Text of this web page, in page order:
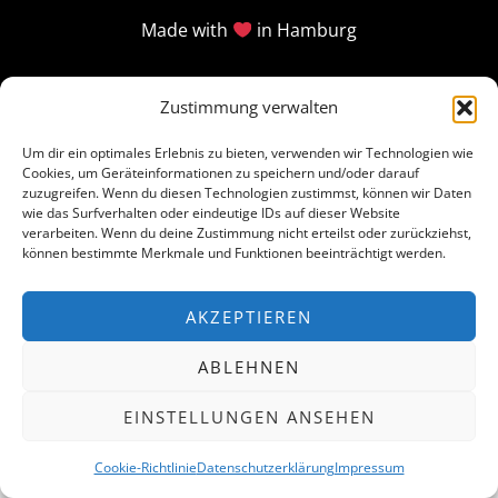
Zustimmung verwalten
Um dir ein optimales Erlebnis zu bieten, verwenden wir Technologien wie
Cookies, um Geräteinformationen zu speichern und/oder darauf
zuzugreifen. Wenn du diesen Technologien zustimmst, können wir Daten
wie das Surfverhalten oder eindeutige IDs auf dieser Website
verarbeiten. Wenn du deine Zustimmung nicht erteilst oder zurückziehst,
können bestimmte Merkmale und Funktionen beeinträchtigt werden.
AKZEPTIEREN
ABLEHNEN
EINSTELLUNGEN ANSEHEN
Cookie-RichtlinieDatenschutzerklärungImpressum
Made with in Hamburg